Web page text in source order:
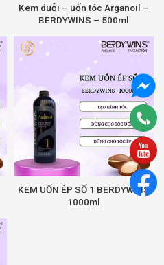
Kem duỗi – uốn tóc Arganoil –
BERDYWINS – 500ml
KEM UỐN ÉP SỐ 1 BERDYWINS
1000ml